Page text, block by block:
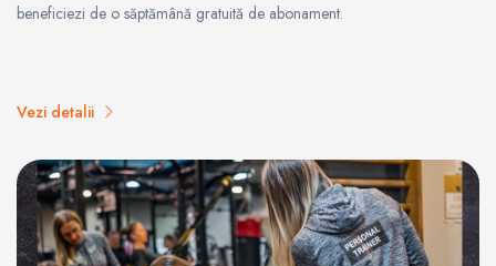
beneficiezi de o săptămână gratuită de abonament.
Vezi detalii